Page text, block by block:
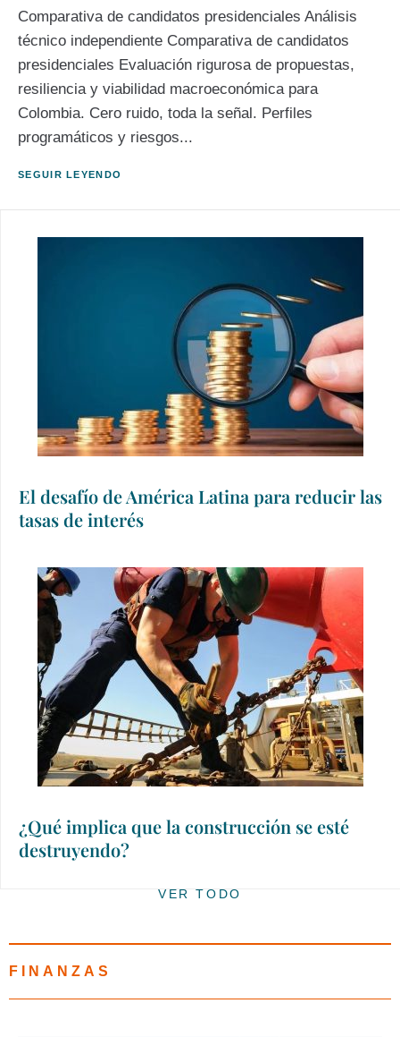
Comparativa de candidatos presidenciales Análisis
técnico independiente Comparativa de candidatos
presidenciales Evaluación rigurosa de propuestas,
resiliencia y viabilidad macroeconómica para
Colombia. Cero ruido, toda la señal. Perfiles
programáticos y riesgos...
SEGUIR LEYENDO
El desafío de América Latina para reducir las
tasas de interés
¿Qué implica que la construcción se esté
destruyendo?
VER TODO
FINANZAS